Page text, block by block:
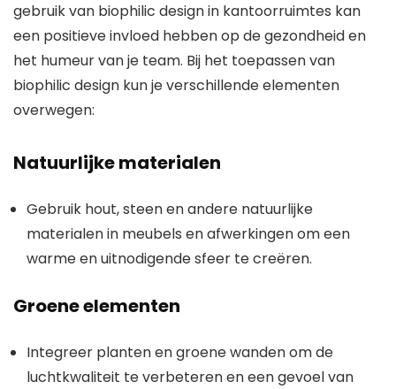
gebruik van biophilic design in kantoorruimtes kan
een positieve invloed hebben op de gezondheid en
het humeur van je team. Bij het toepassen van
biophilic design kun je verschillende elementen
overwegen:
Natuurlijke materialen
Gebruik hout, steen en andere natuurlijke
materialen in meubels en afwerkingen om een
warme en uitnodigende sfeer te creëren.
Groene elementen
Integreer planten en groene wanden om de
luchtkwaliteit te verbeteren en een gevoel van